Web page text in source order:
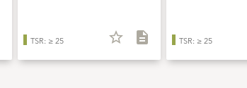
TSR: ≥ 25 star_border description TSR: ≥ 25